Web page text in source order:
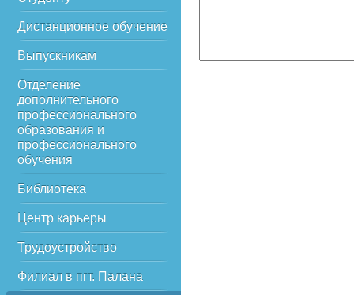
Дистанционное обучение
Выпускникам
Отделение
дополнительного
профессионального
образования и
профессионального
обучения
Библиотека
Центр карьеры
Трудоустройство
Филиал в пгт. Палана